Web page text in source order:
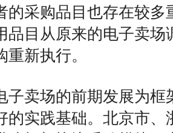
的采购品目也存在较多
品目从原来的电子卖
新执行。
子卖场的前期发展为框
的实践基础。北京市、